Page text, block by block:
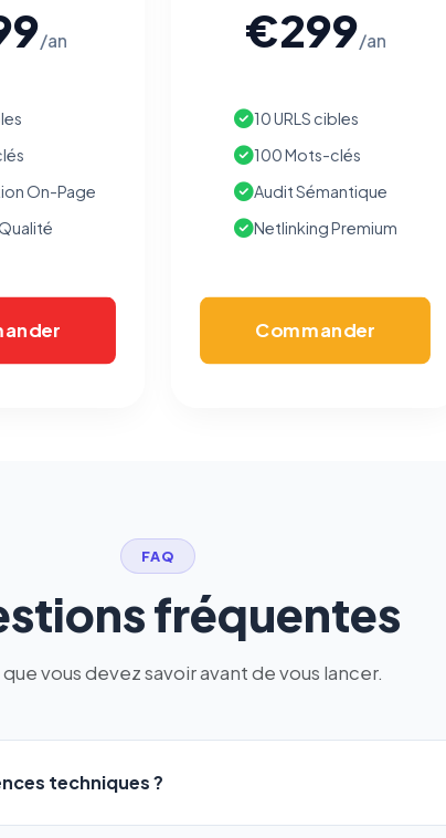
/an
On-Page
€299/an
10 URLS cibles
100 Mots-clés
Audit Sémantique
Netlinking Premium
Commander
FAQ
fréquentes
vous devez savoir avant de vous lancer.
techniques ?
utilisez le
lien dédié en pied de chaque courriel (« Pour
à ce suivi ») — sans vous désinscrire des envois — ou
contact@logicielreferencement.com . Détail :Politique de